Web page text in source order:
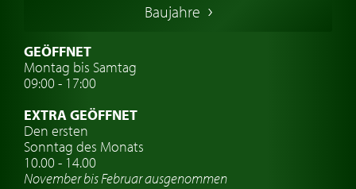
Schwedische Oldtimer
Oldtimer mit h-kennzeichen
Auto Oldtimer Markt
Oldtimer-Versicherung
Oldtimer-Clubs
Oldtimer-Reisen
Baujahre
GEÖFFNET
Montag bis Samtag
09:00 - 17:00
EXTRA GEÖFFNET
Den ersten
Sonntag des Monats
10.00 - 14.00
November bis Februar ausgenommen